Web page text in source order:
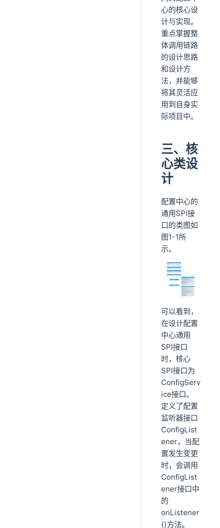
心的核心设
计与实现。
重点掌握整
体调用链路
的设计思路
和设计方
法，并能够
将其灵活应
用到自身实
际项目中。
三、核
心类设
计
配置中心的
通用SPI接
口的类图如
图1-1所
示。
可以看到，
在设计配置
中心通用
SPI接口
时，核心
SPI接口为
ConfigServ
ice接口。
定义了配置
监听器接口
ConfigList
ener，当配
置发生变更
时，会调用
ConfigList
ener接口中
的
onListener
()方法。